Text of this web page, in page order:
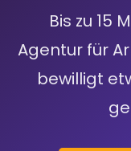
Bis zu 15
Agentur für
bewilligt